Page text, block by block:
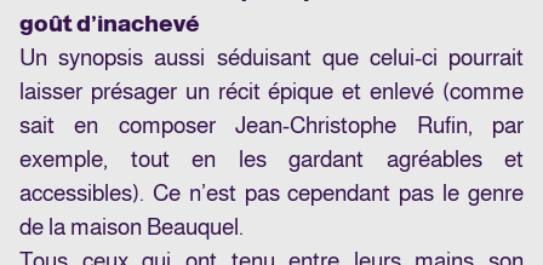
goût d’inachevé
Un synopsis aussi séduisant que celui-ci pourrait
laisser présager un récit épique et enlevé (comme
sait en composer Jean-Christophe Rufin, par
exemple, tout en les gardant agréables et
accessibles). Ce n’est pas cependant pas le genre
de la maison Beauquel.